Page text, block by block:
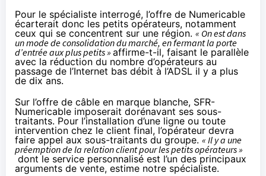
Pour le spécialiste interrogé, l’offre de Numericable
écarterait donc les petits opérateurs, notamment
ceux qui se concentrent sur une région. « On est dans
un mode de consolidation du marché, en fermant la porte
d’entrée aux plus petits » affirme-t-il, faisant le parallèle
avec la réduction du nombre d’opérateurs au
passage de l’Internet bas débit à l’ADSL il y a plus
de dix ans.
Sur l’offre de câble en marque blanche, SFR-
Numericable imposerait dorénavant ses sous-
traitants. Pour l’installation d’une ligne ou toute
intervention chez le client final, l’opérateur devra
faire appel aux sous-traitants du groupe. « Il y a une
préemption de la relation client pour les petits opérateurs »
dont le service personnalisé est l’un des principaux
arguments de vente, estime notre spécialiste.